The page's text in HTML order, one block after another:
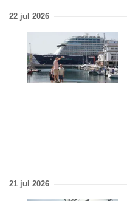
22 jul 2026
21 jul 2026